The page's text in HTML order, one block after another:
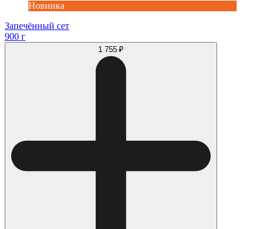
Новинка
Запечённый сет
900 г
1 755 ₽